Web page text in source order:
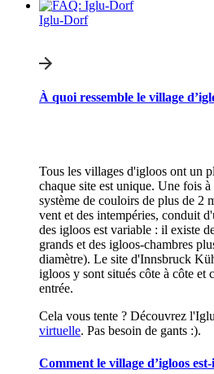
Iglu-Dorf
À quoi ressemble le village
Tous les villages d'igloos ont un
chaque site est unique. Une fois
système de couloirs de plus de 2
vent et des intempéries, conduit
des igloos est variable : il existe
grands et des igloos-chambres
diamètre). Le site d'Innsbruck
igloos y sont situés côte à côte et
entrée.
Cela vous tente ? Découvrez
virtuelle. Pas besoin de gants :).
Comment le village d’igloos